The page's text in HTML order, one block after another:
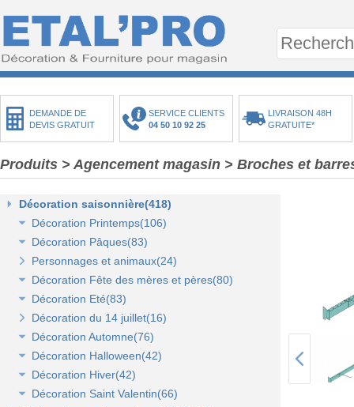
DEMANDE DE
DEVIS GRATUIT
SERVICE CLIENTS
04 50 10 92 25
LIVRAISON 48H
GRATUITE*
Produits > Agencement magasin > Broches et
Décoration saisonnière(418)
Décoration Printemps(106)
Décoration vitrine de printemps(18)
Arbres et plantes printemps-été(20)
Bouquets fleurs et fruits(43)
Mini-maisons et jardins(19)
Pelouses mousses et végétaux(18)
Décoration Pâques(83)
Décoration vitrine de Pâques(14)
Décors de Pâques : les animaux(13)
Décors Pâques : Les Oeufs de Pâques(12)
Décor naturel et floral de Pâques(41)
Décoration de table de Pâques(15)
Personnages et animaux(24)
Décoration Fête des mères et pères(80)
Décor vitrine de fête des mères et pères(21)
Décors Fête des mères et pères(63)
Décoration Eté(83)
Décoration vitrine d'été(23)
Décors mer et plage(26)
Lanterne, lampion, déco de table et terrasse(37)
Eclairage électrique d'été(9)
Décoration du 14 juillet(16)
Décoration Automne(76)
Décoration vitrine d'automne(17)
Décors automne(62)
Décoration Halloween(42)
Décor vitrine d'halloween(8)
Décor halloween(36)
Décoration Hiver(42)
Décoration vitrine d'hiver(7)
Décoration Saint Valentin(66)